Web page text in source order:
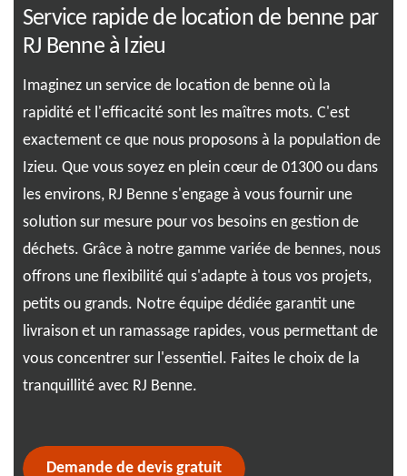
Service rapide de location de benne par
RJ Benne à Izieu
Imaginez un service de location de benne où la
rapidité et l'efficacité sont les maîtres mots. C'est
exactement ce que nous proposons à la population de
Izieu. Que vous soyez en plein cœur de 01300 ou dans
les environs, RJ Benne s'engage à vous fournir une
solution sur mesure pour vos besoins en gestion de
déchets. Grâce à notre gamme variée de bennes, nous
offrons une flexibilité qui s'adapte à tous vos projets,
petits ou grands. Notre équipe dédiée garantit une
livraison et un ramassage rapides, vous permettant de
vous concentrer sur l'essentiel. Faites le choix de la
tranquillité avec RJ Benne.
Demande de devis gratuit